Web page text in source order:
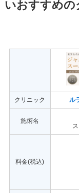
いおすすめの
クリニック ル
施術名
料金(税込)